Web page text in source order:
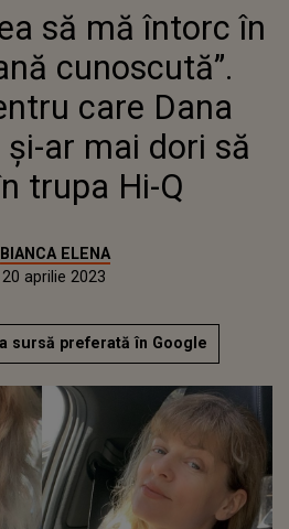
ÎN A FI PERSOANĂ
CUNOSCUTĂ”. MOTIVUL
PENTRU CARE DANA NĂLBARU
NU ȘI-AR MAI DORI SĂ CÂNTE
ÎN TRUPA HI-Q
să mă întorc în
cunoscută”.
care Dana
ar mai dori să
trupa Hi-Q
BIANCA ELENA
aprilie 2023
sursă preferată în Google